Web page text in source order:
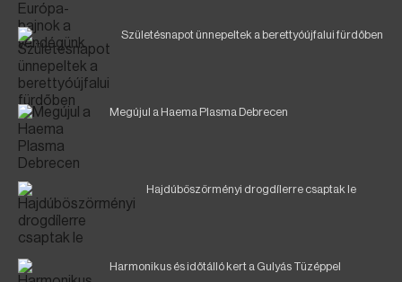
Születésnapot ünnepeltek a berettyóújfalui fürdőben
Megújul a Haema Plasma Debrecen
Hajdúböszörményi drogdílerre csaptak le
Harmonikus és időtálló kert a Gulyás Tüzéppel